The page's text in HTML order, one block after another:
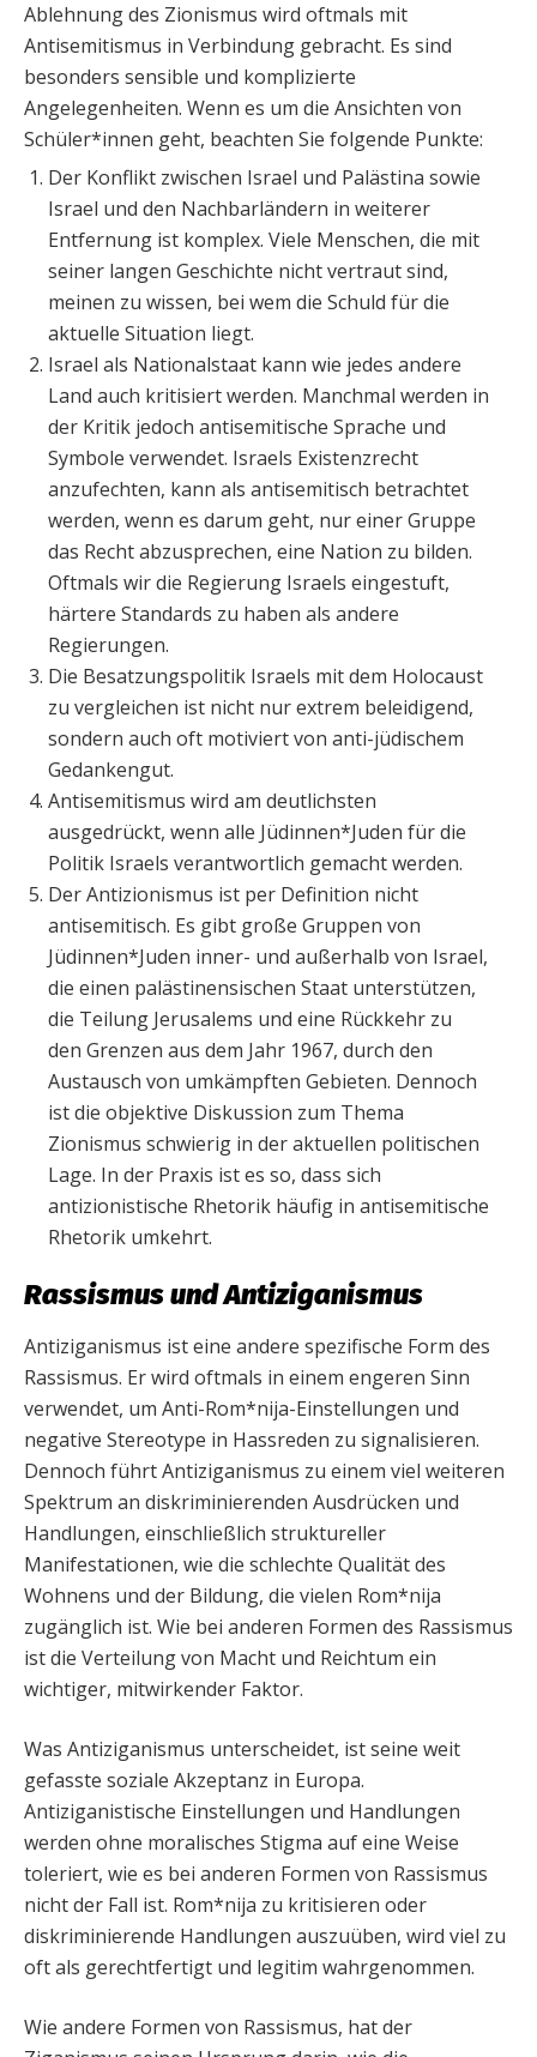
Ablehnung des Zionismus wird oftmals mit
Antisemitismus in Verbindung gebracht. Es sind
besonders sensible und komplizierte
Angelegenheiten. Wenn es um die Ansichten von
Schüler*innen geht, beachten Sie folgende Punkte:
Der Konflikt zwischen Israel und Palästina sowie
Israel und den Nachbarländern in weiterer
Entfernung ist komplex. Viele Menschen, die mit
seiner langen Geschichte nicht vertraut sind,
meinen zu wissen, bei wem die Schuld für die
aktuelle Situation liegt.
Israel als Nationalstaat kann wie jedes andere
Land auch kritisiert werden. Manchmal werden in
der Kritik jedoch antisemitische Sprache und
Symbole verwendet. Israels Existenzrecht
anzufechten, kann als antisemitisch betrachtet
werden, wenn es darum geht, nur einer Gruppe
das Recht abzusprechen, eine Nation zu bilden.
Oftmals wir die Regierung Israels eingestuft,
härtere Standards zu haben als andere
Regierungen.
Die Besatzungspolitik Israels mit dem Holocaust
zu vergleichen ist nicht nur extrem beleidigend,
sondern auch oft motiviert von anti-jüdischem
Gedankengut.
Antisemitismus wird am deutlichsten
ausgedrückt, wenn alle Jüdinnen*Juden für die
Politik Israels verantwortlich gemacht werden.
Der Antizionismus ist per Definition nicht
antisemitisch. Es gibt große Gruppen von
Jüdinnen*Juden inner- und außerhalb von Israel,
die einen palästinensischen Staat unterstützen,
die Teilung Jerusalems und eine Rückkehr zu
den Grenzen aus dem Jahr 1967, durch den
Austausch von umkämpften Gebieten. Dennoch
ist die objektive Diskussion zum Thema
Zionismus schwierig in der aktuellen politischen
Lage. In der Praxis ist es so, dass sich
antizionistische Rhetorik häufig in antisemitische
Rhetorik umkehrt.
Rassismus und Antiziganismus
Antiziganismus ist eine andere spezifische Form des
Rassismus. Er wird oftmals in einem engeren Sinn
verwendet, um Anti-Rom*nija-Einstellungen und
negative Stereotype in Hassreden zu signalisieren.
Dennoch führt Antiziganismus zu einem viel weiteren
Spektrum an diskriminierenden Ausdrücken und
Handlungen, einschließlich struktureller
Manifestationen, wie die schlechte Qualität des
Wohnens und der Bildung, die vielen Rom*nija
zugänglich ist. Wie bei anderen Formen des Rassismus
ist die Verteilung von Macht und Reichtum ein
wichtiger, mitwirkender Faktor.
Was Antiziganismus unterscheidet, ist seine weit
gefasste soziale Akzeptanz in Europa.
Antiziganistische Einstellungen und Handlungen
werden ohne moralisches Stigma auf eine Weise
toleriert, wie es bei anderen Formen von Rassismus
nicht der Fall ist. Rom*nija zu kritisieren oder
diskriminierende Handlungen auszuüben, wird viel zu
oft als gerechtfertigt und legitim wahrgenommen.
Wie andere Formen von Rassismus, hat der